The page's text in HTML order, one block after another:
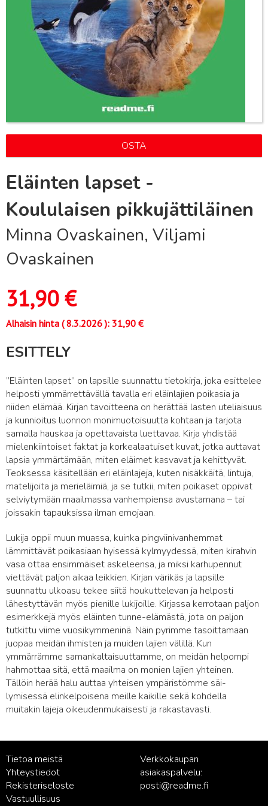
OSTA
Eläinten lapset -
Koululaisen pikkujättiläinen
Minna Ovaskainen, Viljami
Ovaskainen
31,90€
Alhaisin hinta (8.3.2026): 31,90 €
ESITTELY
”Eläinten lapset” on lapsille suunnattu tietokirja, joka esittelee
helposti ymmärrettävällä tavalla eri eläinlajien poikasia ja
niiden elämää. Kirjan tavoitteena on herättää lasten uteliaisuus
ja kunnioitus luonnon monimuotoisuutta kohtaan ja tarjota
samalla hauskaa ja opettavaista luettavaa. Kirja yhdistää
mielenkiintoiset faktat ja korkealaatuiset kuvat, jotka auttavat
lapsia ymmärtämään, miten eläimet kasvavat ja kehittyvät.
Teoksessa käsitellään eri eläinlajeja, kuten nisäkkäitä, lintuja,
matelijoita ja merieläimiä, ja se tutkii, miten poikaset oppivat
selviytymään maailmassa vanhempiensa avustamana – tai
joissakin tapauksissa ilman emojaan.
Lukija oppii muun muassa, kuinka pingviinivanhemmat
lämmittävät poikasiaan hyisessä kylmyydessä, miten kirahvin
vasa ottaa ensimmäiset askeleensa, ja miksi karhupennut
viettävät paljon aikaa leikkien. Kirjan värikäs ja lapsille
suunnattu ulkoasu tekee siitä houkuttelevan ja helposti
lähestyttävän myös pienille lukijoille. Kirjassa kerrotaan paljon
esimerkkejä myös eläinten tunne-elämästä, jota on paljon
tutkittu viime vuosikymmeninä. Näin pyrimme tasoittamaan
juopaa meidän ihmisten ja muiden lajien välillä. Kun
ymmärrämme samankaltaisuuttamme, on meidän helpompi
hahmottaa sitä, että maailma on monien lajien yhteinen.
Tällöin herää halu auttaa yhteisen ympäristömme säi-
lymisessä elinkelpoisena meille kaikille sekä kohdella
muitakin lajeja oikeudenmukaisesti ja rakastavasti.
Tietoa meistä
Yhteystiedot
Rekisteriseloste
Vastuullisuus
Verkkokaupan
asiakaspalvelu:
posti@readme.fi